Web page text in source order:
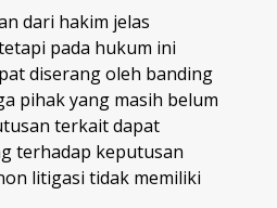
dari hakim jelas
pada hukum ini
diserang oleh banding
pihak yang masih belum
terkait dapat
terhadap keputusan
litigasi tidak memiliki